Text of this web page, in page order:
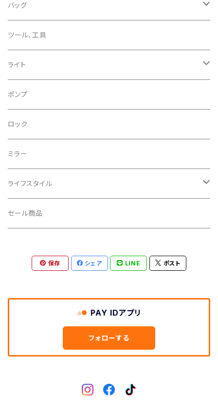
CHROMAG/クロマグ
CHROME/クローム
CONTINENTAL/コンチネンタル
CRANE/クレーン
CRANKBROTHERS/クランクブラザーズ
CROSS SECTION/クロスセクション
CLIK/クリック
CUSH CORE/クッシュコア
DEFEET/デフィート
DIXNA/ディズナ
DKG/ディーケージー
チェーン
チューブレスバルブ/ バルブキャップ
シーラント
バッグ
サドルバッグ
サコッシュ
バックパック
フレームバッグ
輪行袋
輪行小物
バイクカバー
その他
ツール、工具
ライト
フロントライト
テールライト
ポンプ
ロック
ミラー
ライフスタイル
キャップ
アクセサリー
セール商品
保存 シェア LINE ポスト
PAY IDアプリ
フォローする